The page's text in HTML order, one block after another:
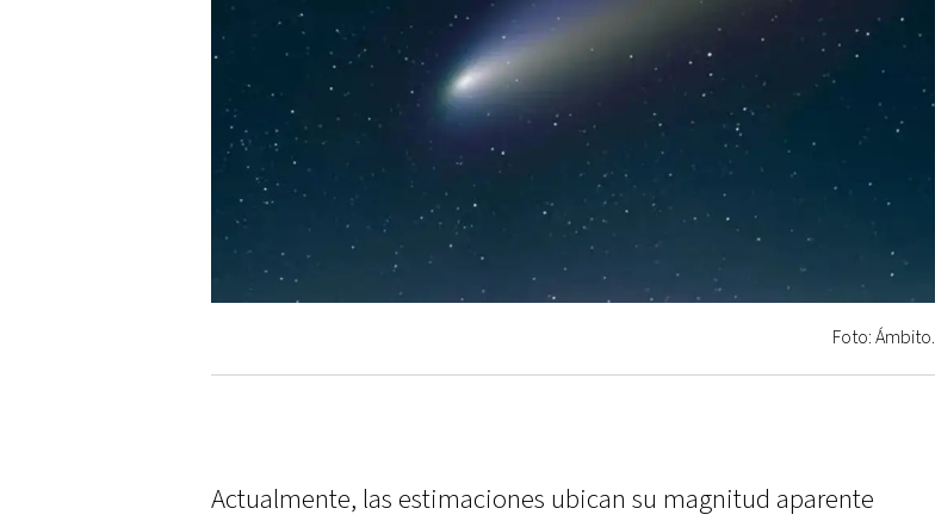
Foto: Ámbito.
Actualmente, las estimaciones ubican su magnitud aparente